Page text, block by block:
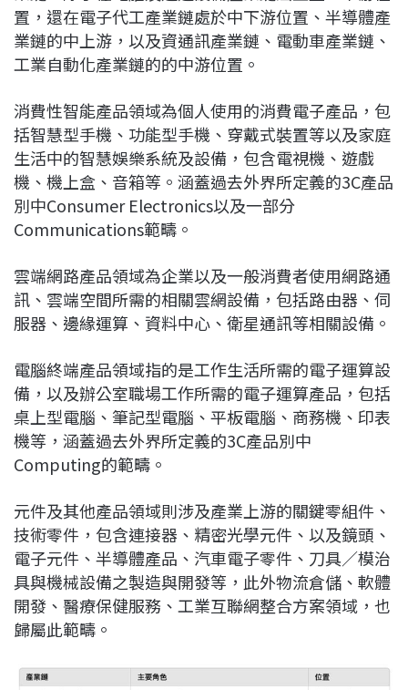
置，還在電子代工產業鏈處於中下游位置、半導體產
業鏈的中上游，以及資通訊產業鏈、電動車產業鏈、
工業自動化產業鏈的的中游位置。
消費性智能產品領域為個人使用的消費電子產品，包
括智慧型手機、功能型手機、穿戴式裝置等以及家庭
生活中的智慧娛樂系統及設備，包含電視機、遊戲
機、機上盒、音箱等。涵蓋過去外界所定義的3C產品
別中Consumer Electronics以及一部分
Communications範疇。
雲端網路產品領域為企業以及一般消費者使用網路通
訊、雲端空間所需的相關雲網設備，包括路由器、伺
服器、邊緣運算、資料中心、衛星通訊等相關設備。
電腦終端產品領域指的是工作生活所需的電子運算設
備，以及辦公室職場工作所需的電子運算產品，包括
桌上型電腦、筆記型電腦、平板電腦、商務機、印表
機等，涵蓋過去外界所定義的3C產品別中
Computing的範疇。
元件及其他產品領域則涉及產業上游的關鍵零組件、
技術零件，包含連接器、精密光學元件、以及鏡頭、
電子元件、半導體產品、汽車電子零件、刀具／模治
具與機械設備之製造與開發等，此外物流倉儲、軟體
開發、醫療保健服務、工業互聯網整合方案領域，也
歸屬此範疇。